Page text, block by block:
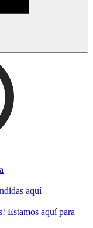
aquí
Estamos aquí para